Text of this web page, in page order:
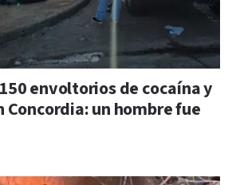
envoltorios de cocaína y
un hombre fue